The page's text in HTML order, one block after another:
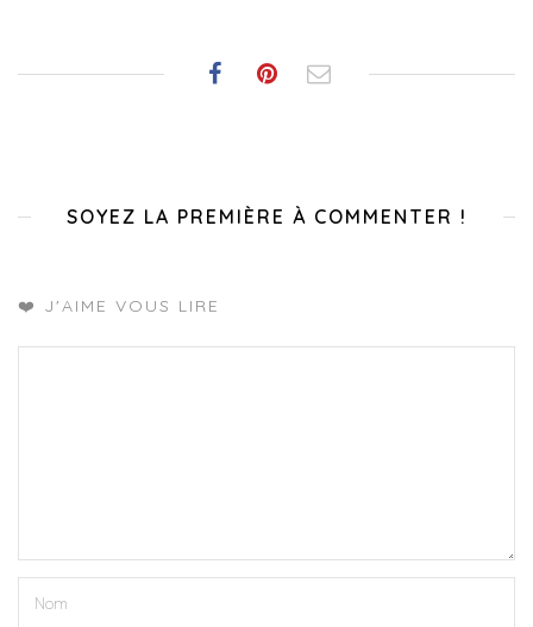
SOYEZ LA PREMIÈRE À COMMENTER !
❤️ J'AIME VOUS LIRE